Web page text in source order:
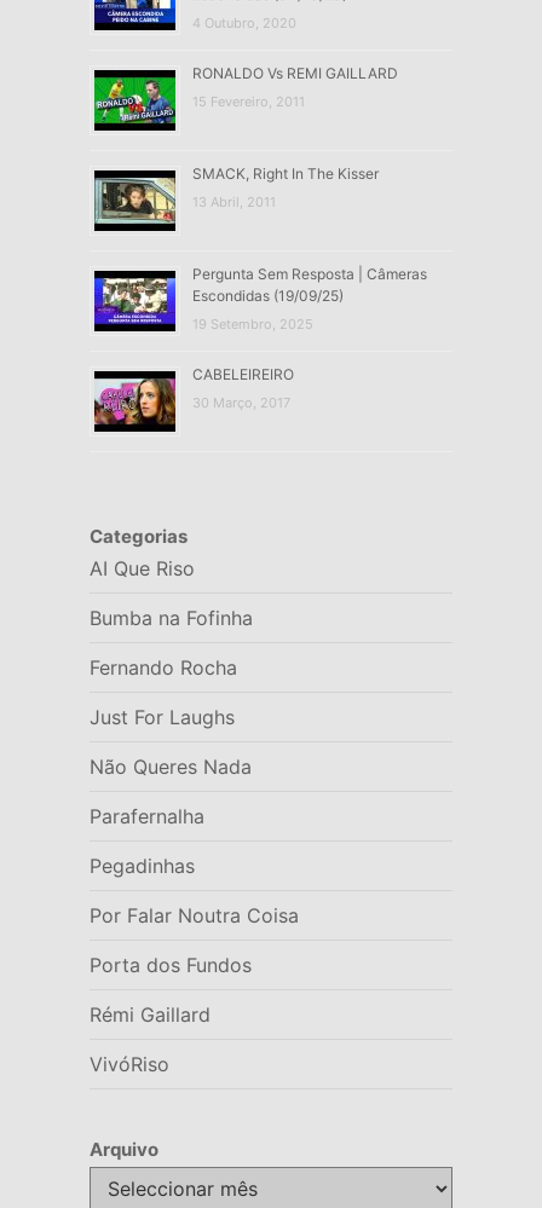
4 Outubro, 2020
RONALDO Vs REMI GAILLARD
15 Fevereiro, 2011
SMACK, Right In The Kisser
13 Abril, 2011
Pergunta Sem Resposta | Câmeras
Escondidas (19/09/25)
19 Setembro, 2025
CABELEIREIRO
30 Março, 2017
Categorias
AI Que Riso
Bumba na Fofinha
Fernando Rocha
Just For Laughs
Não Queres Nada
Parafernalha
Pegadinhas
Por Falar Noutra Coisa
Porta dos Fundos
Rémi Gaillard
VivóRiso
Arquivo
Arquivo